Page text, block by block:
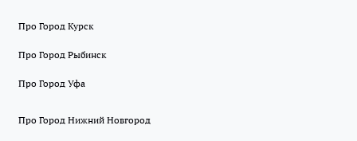
Про Город Курск
Про Город Рыбинск
Про Город Уфа
Про Город Нижний Новгород